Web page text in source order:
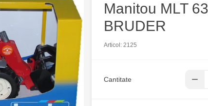
Manitou MLT
BRUDER
Articol: 2125
Cantitate